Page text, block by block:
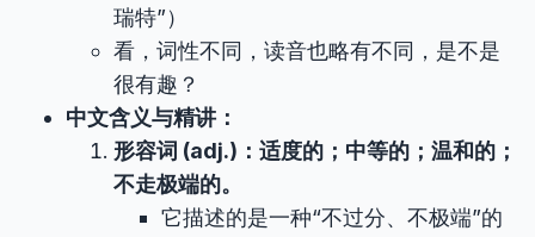
瑞特”）
看，词性不同，读音也略有不同，是不是
很有趣？
中文含义与精讲：
形容词 (adj.)：适度的；中等的；温和的；
不走极端的。
它描述的是一种“不过分、不极端”的